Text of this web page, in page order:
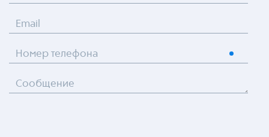
Email
Номер телефона
Сообщение